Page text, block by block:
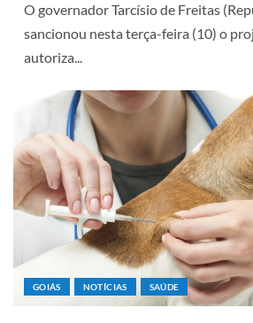
O governador Tarcísio de Freitas
sancionou nesta terça-feira (10) o
autoriza...
GOIÁS NOTÍCIAS SAÚDE